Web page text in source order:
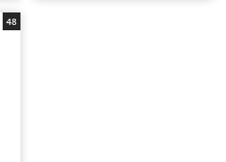
bois - Scies à bûches
pour tracteur
48